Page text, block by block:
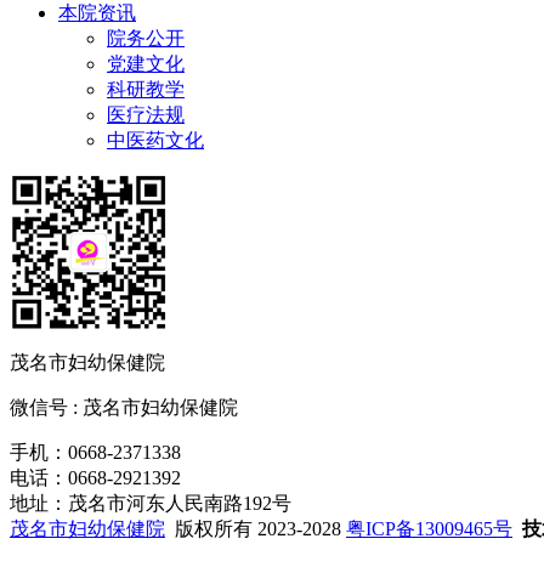
本院资讯
院务公开
党建文化
科研教学
医疗法规
中医药文化
茂名市妇幼保健院
微信号 : 茂名市妇幼保健院
手机：0668-2371338
电话：0668-2921392
地址：茂名市河东人民南路192号
茂名市妇幼保健院 版权所有 2023-2028 粤ICP备13009465号